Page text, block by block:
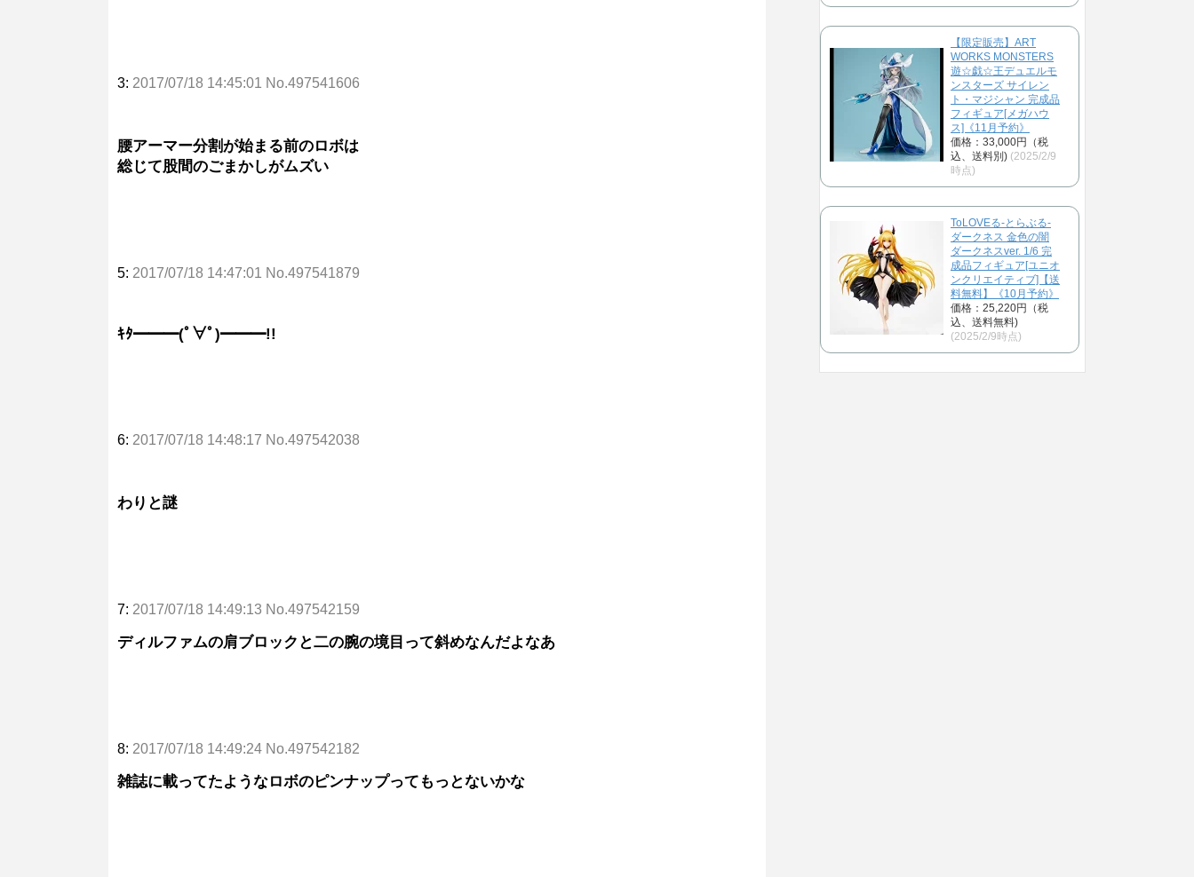
3: 2017/07/18 14:45:01 No.497541606
腰アーマー分割が始まる前のロボは
総じて股間のごまかしがムズい
5: 2017/07/18 14:47:01 No.497541879
ｷﾀ━━━(ﾟ∀ﾟ)━━━!!
6: 2017/07/18 14:48:17 No.497542038
わりと謎
7: 2017/07/18 14:49:13 No.497542159
ディルファムの肩ブロックと二の腕の境目って斜めなんだよなあ
8: 2017/07/18 14:49:24 No.497542182
雑誌に載ってたようなロボのピンナップってもっとないかな
【限定販売】ART
WORKS MONSTERS
遊☆戯☆王デュエルモ
ンスターズ サイレン
ト・マジシャン 完成品
フィギュア[メガハウ
ス]《11月予約》
価格：33,000円（税
込、送料別) (2025/2/9
時点)
ToLOVEる-とらぶる-
ダークネス 金色の闇
ダークネスver. 1/6 完
成品フィギュア[ユニオ
ンクリエイティブ]【送
料無料】《10月予約》
価格：25,220円（税
込、送料無料)
(2025/2/9時点)